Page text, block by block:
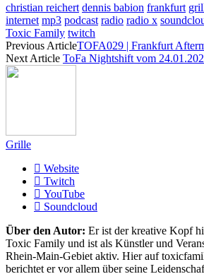
christian reichert dennis babion frankfurt
internet mp3 podcast radio radio x
Toxic Family twitch
Previous ArticleTOFA029 | Frankfurt
Next Article ToFa Nightshift vom
Grille
Website
Twitch
YouTube
Soundcloud
Über den Autor: Er ist der kreative Kopf
Toxic Family und ist als Künstler und
Rhein-Main-Gebiet aktiv. Hier auf
berichtet er vor allem über seine